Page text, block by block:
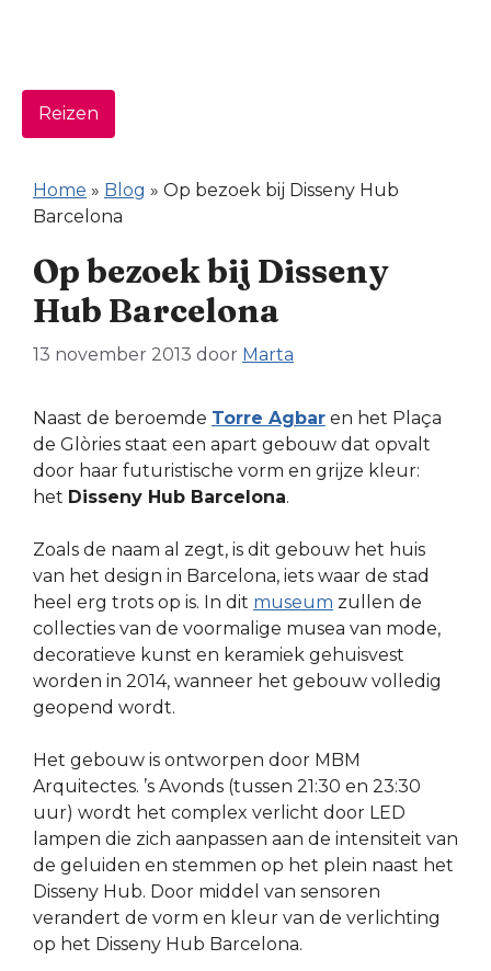
Reizen
Home » Blog » Op bezoek bij Disseny Hub
Barcelona
Op bezoek bij Disseny
Hub Barcelona
13 november 2013 door Marta
Naast de beroemde Torre Agbar en het Plaça
de Glòries staat een apart gebouw dat opvalt
door haar futuristische vorm en grijze kleur:
het Disseny Hub Barcelona.
Zoals de naam al zegt, is dit gebouw het huis
van het design in Barcelona, iets waar de stad
heel erg trots op is. In dit museum zullen de
collecties van de voormalige musea van mode,
decoratieve kunst en keramiek gehuisvest
worden in 2014, wanneer het gebouw volledig
geopend wordt.
Het gebouw is ontworpen door MBM
Arquitectes. ’s Avonds (tussen 21:30 en 23:30
uur) wordt het complex verlicht door LED
lampen die zich aanpassen aan de intensiteit van
de geluiden en stemmen op het plein naast het
Disseny Hub. Door middel van sensoren
verandert de vorm en kleur van de verlichting
op het Disseny Hub Barcelona.